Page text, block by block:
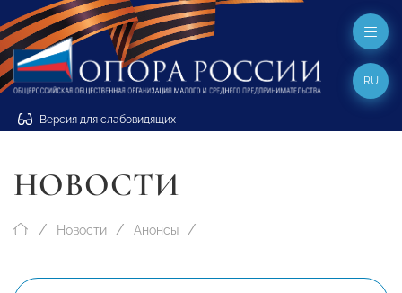
Версия для слабовидящих
RU
НОВОСТИ
Новости Анонсы